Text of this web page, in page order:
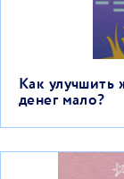
Как улучшить
денег мало?